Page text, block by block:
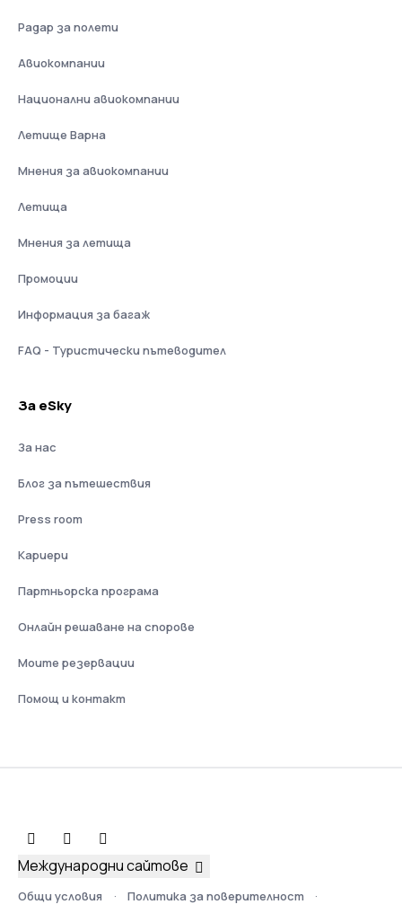
Радар за полети
Авиокомпании
Национални авиокомпании
Летище Варна
Мнения за авиокомпании
Летища
Мнения за летища
Промоции
Информация за багаж
FAQ - Туристически пътеводител
За eSky
За нас
Блог за пътешествия
Press room
Кариери
Партньорска програма
Онлайн решаване на спорове
Моите резервации
Помощ и контакт
Общи условия Политика за поверителност
Международни сайтове